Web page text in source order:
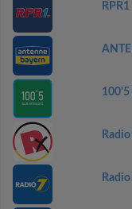
RPR1
100'5
Radio